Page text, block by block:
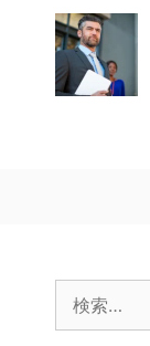
索: